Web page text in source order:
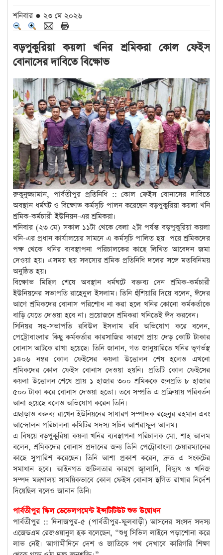
শনিবার ● ২৩ মে ২০২৬
বড়পুকুরিয়া কয়লা খনির শ্রমিকরা কোল ফেইস
বোনাসের দাবিতে বিক্ষোভ
রুকুনুজ্জামান, পার্বতীপুর প্রতিনিধি :: কোল ফেইস বোনাসের দাবিতে
অবস্থান ধর্মঘট ও বিক্ষোভ কর্মসূচি পালন করেছেন বড়পুকুরিয়া কয়লা খনি
শ্রমিক-কর্মচারী ইউনিয়ন-এর শ্রমিকরা।
শনিবার (২৩ মে) সকাল ১১টা থেকে বেলা ২টা পর্যন্ত বড়পুকুরিয়া কয়লা
খনি-এর প্রধান কার্যালয়ের সামনে এ কর্মসূচি পালিত হয়। পরে শ্রমিকদের
পক্ষ থেকে খনির ব্যবস্থাপনা পরিচালকের কাছে লিখিত আবেদন জমা
দেওয়া হয়। এসময় ছয় সদস্যের শ্রমিক প্রতিনিধি দলের সঙ্গে মতবিনিময়
অনুষ্ঠিত হয়।
বিক্ষোভ মিছিল শেষে অবস্থান ধর্মঘটে বক্তব্য দেন শ্রমিক-কর্মচারী
ইউনিয়নের সভাপতি রাহেনুল ইসলাম। তিনি হুঁশিয়ারি দিয়ে বলেন, ঈদের
আগে শ্রমিকদের বোনাস পরিশোধ না করা হলে খনির কোনো কর্মকর্তাকে
বাড়ি যেতে দেওয়া হবে না। প্রয়োজনে শ্রমিকরা খনিতেই ঈদ করবেন।
সিনিয়র সহ-সভাপতি রবিউল ইসলাম রবি অভিযোগ করে বলেন,
পেট্রোবাংলার কিছু কর্মকর্তার কারসাজির কারণে প্রায় দেড় কোটি টাকার
বোনাস আটকে রাখা হয়েছে। তিনি জানান, গত জানুয়ারিতে খনির ভূগর্ভস্থ
১৪০৬ নম্বর কোল ফেইসের কয়লা উত্তোলন শেষ হলেও এখনো
শ্রমিকদের কোল ফেইস বোনাস দেওয়া হয়নি। প্রতিটি কোল ফেইসের
কয়লা উত্তোলন শেষে প্রায় ১ হাজার ৩০০ শ্রমিককে জনপ্রতি ৮ হাজার
৫০০ টাকা করে বোনাস দেওয়া হতো। তবে সম্প্রতি এ প্রক্রিয়ায় পরিবর্তন
আনা হয়েছে বলেও অভিযোগ করেন তিনি।
এছাড়াও বক্তব্য রাখেন ইউনিয়নের সাধারণ সম্পাদক রহেনুর রহমান এবং
আন্দোলন পরিচালনা কমিটির সদস্য সচিব আশরাফুল আলম।
এ বিষয়ে বড়পুকুরিয়া কয়লা খনির ব্যবস্থাপনা পরিচালক মো. শাহ আলম
বলেন, শ্রমিকদের বোনাস প্রদানের জন্য তিনি পেট্রোবাংলা চেয়ারম্যানের
কাছে সুপারিশ করেছেন। তিনি আশা প্রকাশ করেন, দ্রুত এ সংকটের
সমাধান হবে। আইনগত জটিলতার কারণে জ্বালানি, বিদ্যুৎ ও খনিজ
সম্পদ মন্ত্রণালয় সাময়িকভাবে কোল ফেইস বোনাস স্থগিত রাখার নির্দেশ
দিয়েছিল বলেও জানান তিনি।
পার্বতীপুর স্কিল ডেভেলপমেন্ট ইন্সটিটিউট শুভ উদ্বোধন
পার্বতীপুর :: দিনাজপুর-৫ (পার্বতীপুর-ফুলবাড়ী) আসনের সংসদ সদস্য
এজেডএম রেজওয়ানুল হক বলেছেন, “শুধু সিভিল লাইনে পড়াশোনা করে
লাভ নেই। আগামীদিনে দেশ ও জাতিকে পথ দেখাবে কারিগরি শিক্ষা